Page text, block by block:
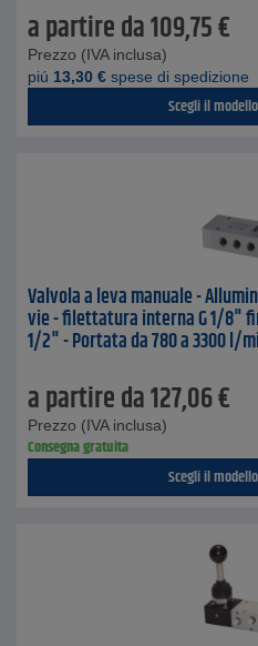
a partire da109,75€
Prezzo (IVA inclusa)
piú 13,30 € spese di spedizione
Scegli il
Valvola a leva manuale -
vie - filettatura interna G 1/8"
1/2" - Portata da 780 a 3300 l/
a partire da127,06€
Prezzo (IVA inclusa)
Consegna gratuita
Scegli il